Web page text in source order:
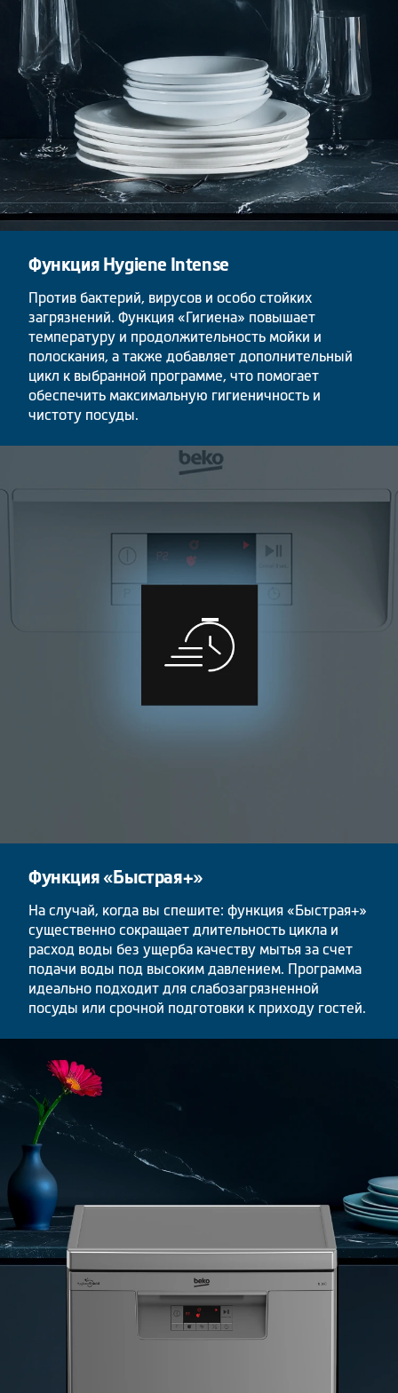
Функция Hygiene Intense
Против бактерий, вирусов и особо стойких
загрязнений. Функция «Гигиена» повышает
температуру и продолжительность мойки и
полоскания, а также добавляет дополнительный
цикл к выбранной программе, что помогает
обеспечить максимальную гигиеничность и
чистоту посуды.
Функция «Быстрая+»
На случай, когда вы спешите: функция «Быстрая+»
существенно сокращает длительность цикла и
расход воды без ущерба качеству мытья за счет
подачи воды под высоким давлением. Программа
идеально подходит для слабозагрязненной
посуды или срочной подготовки к приходу гостей.